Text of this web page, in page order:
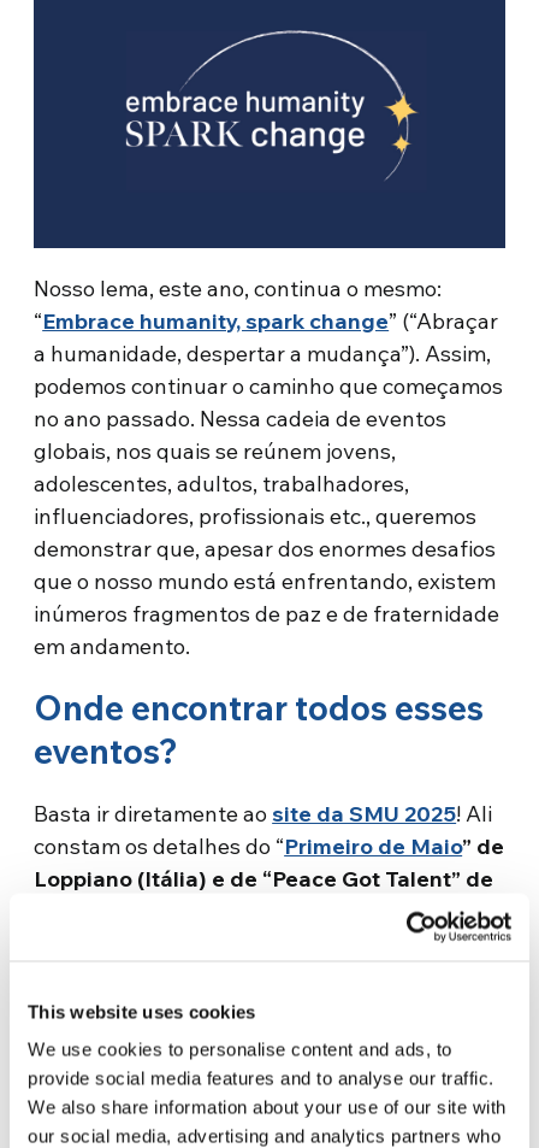
This website uses cookies
We use cookies to personalise content and ads, to
provide social media features and to analyse our traffic.
We also share information about your use of our site with
our social media, advertising and analytics partners who
Nosso lema, este ano, continua o mesmo:
“Embrace humanity, spark change” (“Abraçar
a humanidade, despertar a mudança”). Assim,
podemos continuar o caminho que começamos
no ano passado. Nessa cadeia de eventos
globais, nos quais se reúnem jovens,
adolescentes, adultos, trabalhadores,
influenciadores, profissionais etc., queremos
demonstrar que, apesar dos enormes desafios
que o nosso mundo está enfrentando, existem
inúmeros fragmentos de paz e de fraternidade
em andamento.
Onde encontrar todos esses
eventos?
Basta ir diretamente aosite da SMU 2025! Ali
constam os detalhes do “Primeiro de Maio” de
Loppiano (Itália) e de “Peace Got Talent” de
Run4Unity, em 4 de
maio, que neste ano comemorará o seu 20º
paz, que reuniu milhares de jovens,
adolescentes e adultos de várias etnias,
culturas e religiões, completa 20 anos este ano!
Juntos, passando o bastão de um fuso horário
para outro, eles correm para mostrar ao mundo